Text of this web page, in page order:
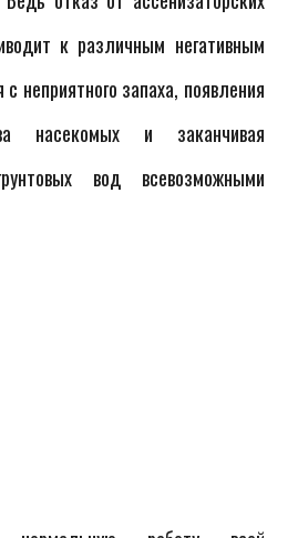
к различным негативным
неприятного запаха, появления
насекомых и заканчивая
вод всевозможными